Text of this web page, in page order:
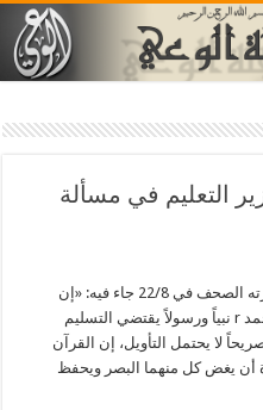
التعليم في مسألة
أصدر علماء الأزهر في القاهرة بياناً نشرته الصحف في 22/8 جاء فيه: «إن
الإيمان بالإسلام ديناً وبالقرآن وحياً وبمحمد r نبياً ورسولاً يقتضي التسليم
لا يحتمل التأويل، إن القرآن
أن يغض كل منهما البصر ويحفظ